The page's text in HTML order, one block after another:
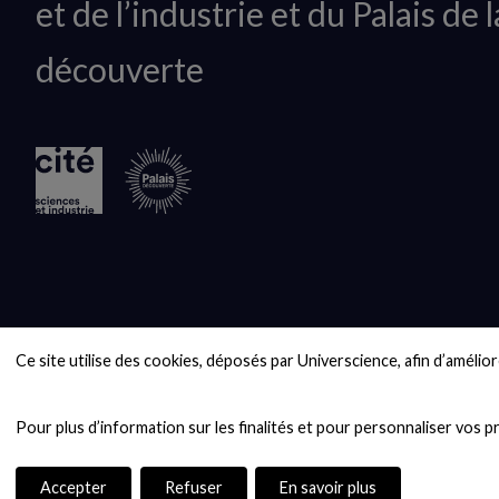
Ce site utilise des cookies, déposés par Universcience, afin
Accepter Refuser En savoir plus
logo
et de l’industrie et du Palais de
découverte